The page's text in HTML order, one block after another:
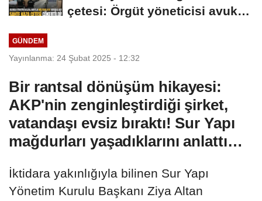
çetesi: Örgüt yöneticisi avukat
GÜNDEM
Yayınlanma: 24 Şubat 2025 - 12:32
Bir rantsal dönüşüm hikayesi:
AKP'nin zenginleştirdiği şirket,
vatandaşı evsiz bıraktı! Sur Yapı
mağdurları yaşadıklarını anlattı…
İktidara yakınlığıyla bilinen Sur Yapı
Yönetim Kurulu Başkanı Ziya Altan